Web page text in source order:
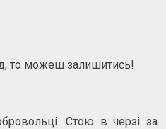
то можеш залишитись!
Стою в черзі за